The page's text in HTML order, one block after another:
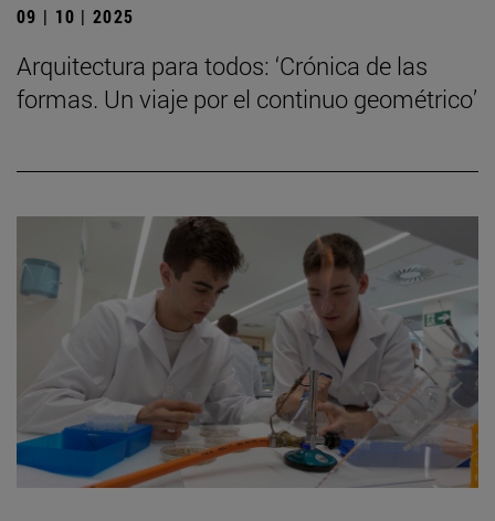
09 | 10 | 2025
Arquitectura para todos: ‘Crónica de las
formas. Un viaje por el continuo geométrico’